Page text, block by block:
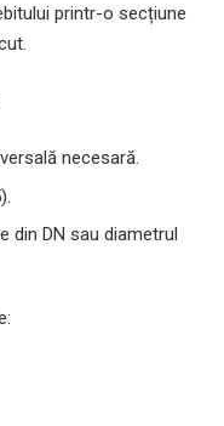
printr-o secțiune
necesară.
din DN sau diametrul